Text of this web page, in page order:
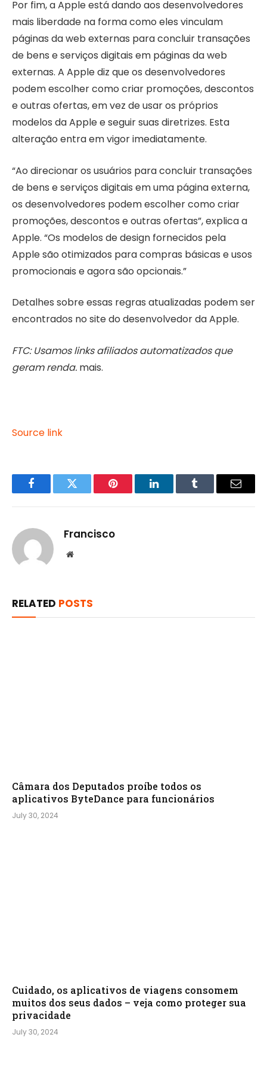
Por fim, a Apple está dando aos desenvolvedores
mais liberdade na forma como eles vinculam
páginas da web externas para concluir transações
de bens e serviços digitais em páginas da web
externas. A Apple diz que os desenvolvedores
podem escolher como criar promoções, descontos
e outras ofertas, em vez de usar os próprios
modelos da Apple e seguir suas diretrizes. Esta
alteração entra em vigor imediatamente.
“Ao direcionar os usuários para concluir transações
de bens e serviços digitais em uma página externa,
os desenvolvedores podem escolher como criar
promoções, descontos e outras ofertas”, explica a
Apple. “Os modelos de design fornecidos pela
Apple são otimizados para compras básicas e usos
promocionais e agora são opcionais.”
Detalhes sobre essas regras atualizadas podem ser
encontrados no site do desenvolvedor da Apple.
FTC: Usamos links afiliados automatizados que
geram renda. mais.
Source link
FacebookTwitter Pinterest LinkedInTumblr Email
Francisco
Website
RELATED POSTS
Câmara dos Deputados proíbe todos os
aplicativos ByteDance para funcionários
July 30, 2024
Cuidado, os aplicativos de viagens consomem
muitos dos seus dados – veja como proteger sua
privacidade
July 30, 2024